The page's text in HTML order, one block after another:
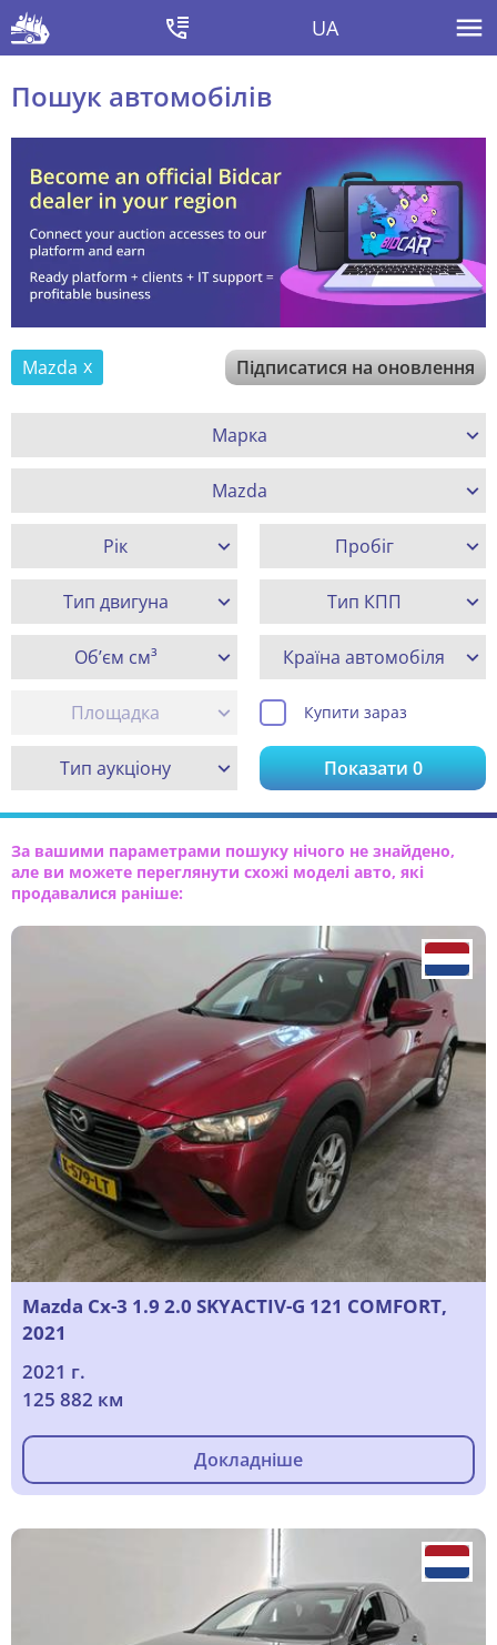
UA
Пошук автомобілів
Mazda Підписатися на оновлення
Марка
Mazda
Рік Пробіг
Тип двигуна Тип КПП
Об’єм см³ Країна автомобіля
Площадка Купити зараз
Тип аукціону Показати0
За вашими параметрами пошуку нічого не знайдено,
але ви можете переглянути схожі моделі авто, які
продавалися раніше:
Mazda Cx-3 1.9 2.0 SKYACTIV-G 121 COMFORT,
2021
2021 г.
125 882 км
Докладніше